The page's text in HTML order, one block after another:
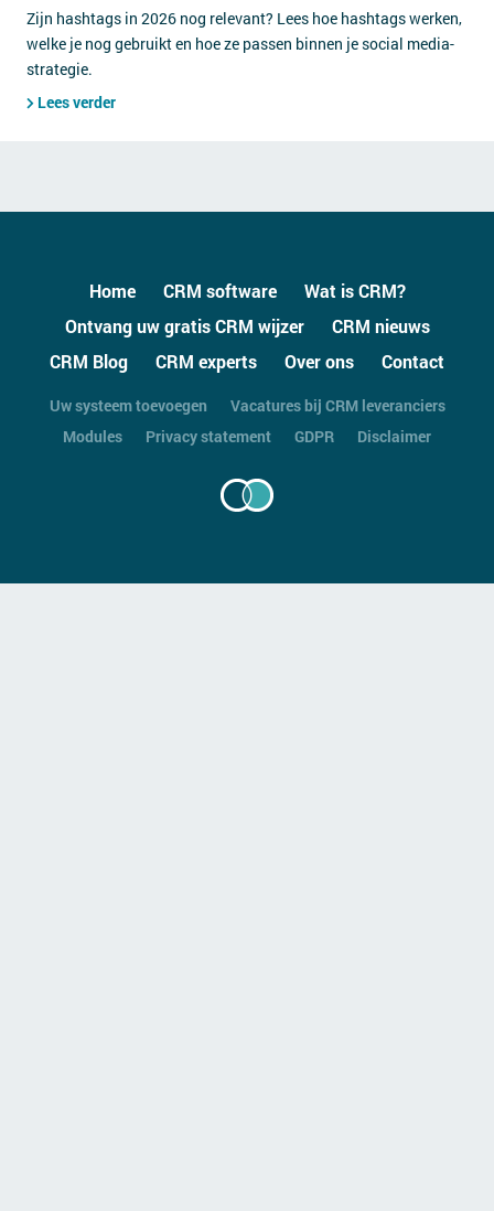
Zijn hashtags in 2026 nog relevant? Lees hoe hashtags werken,
welke je nog gebruikt en hoe ze passen binnen je social media-
strategie.
Lees verder
Home CRM software
Wat is CRM?
Ontvang uw gratis CRM wijzer
CRM nieuws
CRM Blog
CRM experts Over ons Contact
Uw systeem toevoegen
Vacatures bij CRM leveranciers
Modules
Privacy statement GDPR Disclaimer